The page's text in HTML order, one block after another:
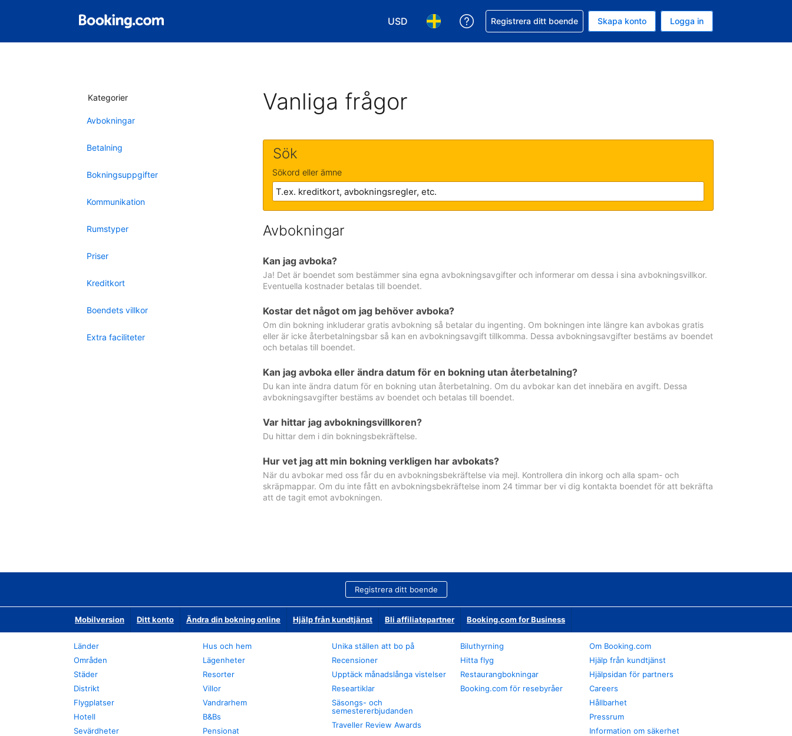
USD
Välj valuta. Din nuvarande valuta är Amerikanska dollar
Välj språk. Ditt nuvarande språk är Svenska
Få hjälp med din bokning
Registrera ditt boende Skapa konto Logga in
Kategorier
Avbokningar
Betalning
Bokningsuppgifter
Kommunikation
Rumstyper
Priser
Kreditkort
Boendets villkor
Extra faciliteter
Vanliga frågor
Sök
Sökord eller ämne
Avbokningar
Kan jag avboka?
Ja! Det är boendet som bestämmer sina egna avbokningsavgifter och informerar om dessa i sina avbokningsvillkor.
Eventuella kostnader betalas till boendet.
Kostar det något om jag behöver avboka?
Om din bokning inkluderar gratis avbokning så betalar du ingenting. Om bokningen inte längre kan avbokas gratis
eller är icke återbetalningsbar så kan en avbokningsavgift tillkomma. Dessa avbokningsavgifter bestäms av boendet
och betalas till boendet.
Kan jag avboka eller ändra datum för en bokning utan återbetalning?
Du kan inte ändra datum för en bokning utan återbetalning. Om du avbokar kan det innebära en avgift. Dessa
avbokningsavgifter bestäms av boendet och betalas till boendet.
Var hittar jag avbokningsvillkoren?
Du hittar dem i din bokningsbekräftelse.
Hur vet jag att min bokning verkligen har avbokats?
När du avbokar med oss får du en avbokningsbekräftelse via mejl. Kontrollera din inkorg och alla spam- och
skräpmappar. Om du inte fått en avbokningsbekräftelse inom 24 timmar ber vi dig kontakta boendet för att bekräfta
att de tagit emot avbokningen.
Registrera ditt boende
Mobilversion Ditt konto Ändra din bokning online Hjälp från kundtjänst Bli affiliatepartner Booking.com for Business
Länder
Områden
Städer
Distrikt
Flygplatser
Hotell
Sevärdheter
Hus och hem
Lägenheter
Resorter
Villor
Vandrarhem
B&Bs
Pensionat
Unika ställen att bo på
Recensioner
Upptäck månadslånga vistelser
Researtiklar
Säsongs- och
semestererbjudanden
Traveller Review Awards
Biluthyrning
Hitta flyg
Restaurangbokningar
Booking.com för resebyråer
Om Booking.com
Hjälp från kundtjänst
Hjälpsidan för partners
Careers
Hållbarhet
Pressrum
Information om säkerhet